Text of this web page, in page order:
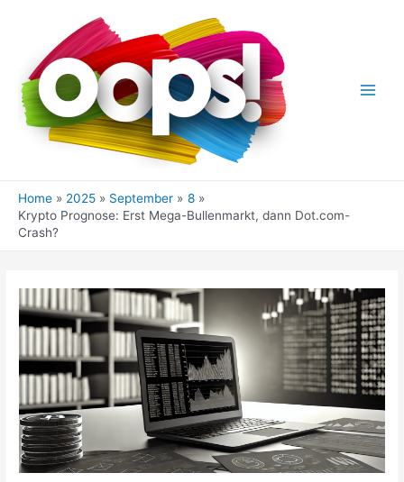
Home 2025 September
8
Krypto Prognose: Erst Mega-Bullenmarkt, dann Dot.com-
Crash?